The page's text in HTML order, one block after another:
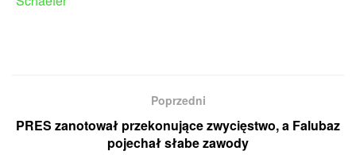
Poprzedni
PRES zanotował przekonujące zwycięstwo, a Falubaz
pojechał słabe zawody